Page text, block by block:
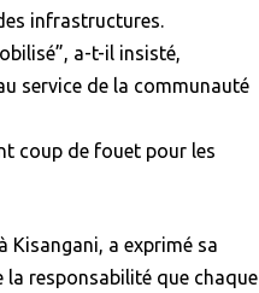
infrastructures.
a-t-il insisté,
service de la communauté
coup de fouet pour les
Kisangani, a exprimé sa
responsabilité que chaque